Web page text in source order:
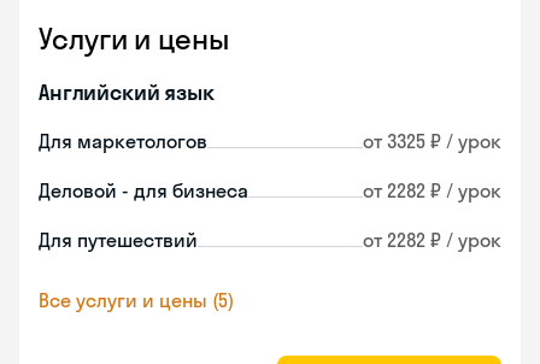
Услуги и цены
Английский язык
Для маркетологов от 3325 ₽ / урок
Деловой - для бизнеса от 2282 ₽ / урок
Для путешествий от 2282 ₽ / урок
Все услуги и цены (5)